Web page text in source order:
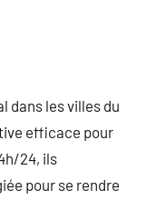
dans les villes du
efficace pour
24, ils
pour se rendre